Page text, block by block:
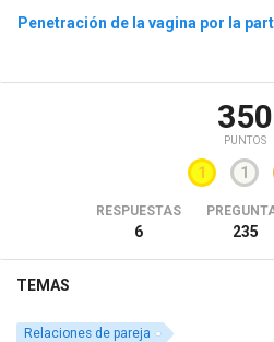
Penetración de la vagina por la
350
PUNTOS
1 1
RESPUESTAS
6 235
TEMAS
Relaciones de pareja